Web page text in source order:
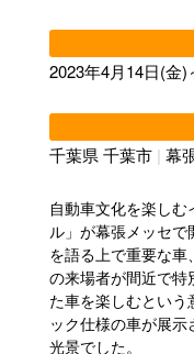
2023年4月14日(金)
千葉県 千葉市 | 幕
自動車文化を楽し
ル」が幕張メッセ
を語る上で重要な車
の来場者が間近で特
た車を楽しむとい
ック仕様の車が展
光景でした。